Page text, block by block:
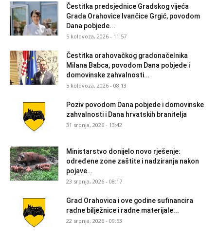
Čestitka predsjednice Gradskog vijeća
Grada Orahovice Ivančice Grgić, povodom
Dana pobjede...
5 kolovoza, 2026 - 11:57
Čestitka orahovačkog gradonačelnika
Milana Babca, povodom Dana pobjede i
domovinske zahvalnosti...
5 kolovoza, 2026 - 08:13
Poziv povodom Dana pobjede i domovinske
zahvalnosti i Dana hrvatskih branitelja
31 srpnja, 2026 - 13:42
Ministarstvo donijelo novo rješenje:
određene zone zaštite i nadziranja nakon
pojave...
23 srpnja, 2026 - 08:17
Grad Orahovica i ove godine sufinancira
radne bilježnice i radne materijale...
22 srpnja, 2026 - 09:53